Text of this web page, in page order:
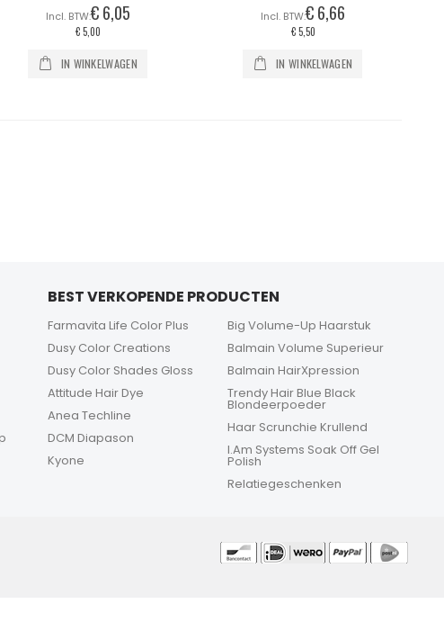
€ 6,05
€ 5,00
IN WINKELWAGEN
€ 6,66
€ 5,50
IN WINKELWAGEN
BEST VERKOPENDE PRODUCTEN
Farmavita Life Color Plus
Dusy Color Creations
Dusy Color Shades Gloss
Attitude Hair Dye
Anea Techline
DCM Diapason
Kyone
Big Volume-Up Haarstuk
Balmain Volume Superieur
Balmain HairXpression
Trendy Hair Blue Black
Blondeerpoeder
Haar Scrunchie Krullend
I.Am Systems Soak Off Gel
Polish
Relatiegeschenken